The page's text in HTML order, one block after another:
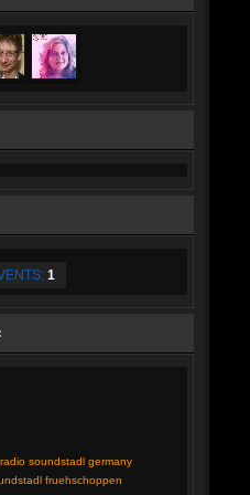
1
fruehschoppen
soundstadl germany